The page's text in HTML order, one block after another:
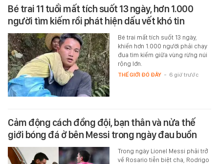
Bé trai 11 tuổi mất tích suốt 13 ngày, hơn 1.000
người tìm kiếm rồi phát hiện dấu vết khó tin
Bé trai mất tích suốt 13 ngày,
khiến hơn 1.000 người phải chạy
đua tìm kiếm giữa vùng rừng núi
rộng lớn.
THẾ GIỚI ĐÓ ĐÂY - 6 giờ trước
Cảm động cách đồng đội, bạn thân và nửa thế
giới bóng đá ở bên Messi trong ngày đau buồn
Trong ngày Lionel Messi phải trở
về Rosario tiễn biệt cha, Rodrigo